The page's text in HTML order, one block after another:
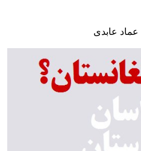
عماد عابدی